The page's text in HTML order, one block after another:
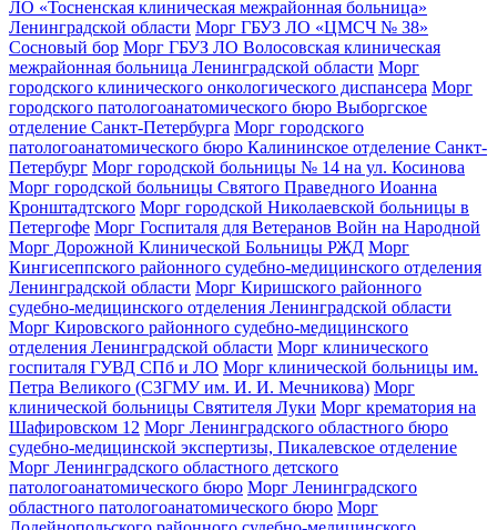
ЛО «Тосненская клиническая межрайонная больница»
Ленинградской области Морг ГБУЗ ЛО «ЦМСЧ № 38»
Сосновый бор Морг ГБУЗ ЛО Волосовская клиническая
межрайонная больница Ленинградской области Морг
городского клинического онкологического диспансера Морг
городского патологоанатомического бюро Выборгское
отделение Санкт-Петербурга Морг городского
патологоанатомического бюро Калининское отделение Санкт-
Петербург Морг городской больницы № 14 на ул. Косинова
Морг городской больницы Святого Праведного Иоанна
Кронштадтского Морг городской Николаевской больницы в
Петергофе Морг Госпиталя для Ветеранов Войн на Народной
Морг Дорожной Клинической Больницы РЖД Морг
Кингисеппского районного судебно-медицинского отделения
Ленинградской области Морг Киришского районного
судебно-медицинского отделения Ленинградской области
Морг Кировского районного судебно-медицинского
отделения Ленинградской области Морг клинического
госпиталя ГУВД СПб и ЛО Морг клинической больницы им.
Петра Великого (СЗГМУ им. И. И. Мечникова) Морг
клинической больницы Святителя Луки Морг крематория на
Шафировском 12 Морг Ленинградского областного бюро
судебно-медицинской экспертизы, Пикалевское отделение
Морг Ленинградского областного детского
патологоанатомического бюро Морг Ленинградского
областного патологоанатомического бюро Морг